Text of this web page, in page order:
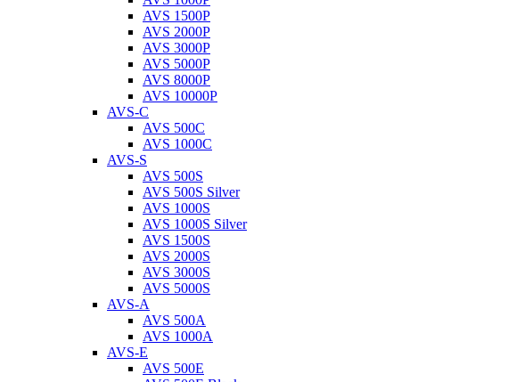
AVS 1500P
AVS 2000P
AVS 3000P
AVS 5000P
AVS 8000P
AVS 10000P
AVS-C
AVS 500C
AVS 1000C
AVS-S
AVS 500S
AVS 500S Silver
AVS 1000S
AVS 1000S Silver
AVS 1500S
AVS 2000S
AVS 3000S
AVS 5000S
AVS-A
AVS 500A
AVS 1000A
AVS-E
AVS 500E